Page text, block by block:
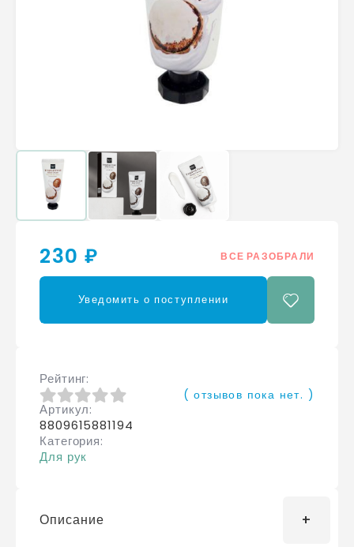
230 ₽ ВСЕ РАЗОБРАЛИ
Уведомить о поступлении
Рейтинг
0из 5
( отзывов пока нет. )
Артикул
8809615881194
Категория
Для рук
Описание